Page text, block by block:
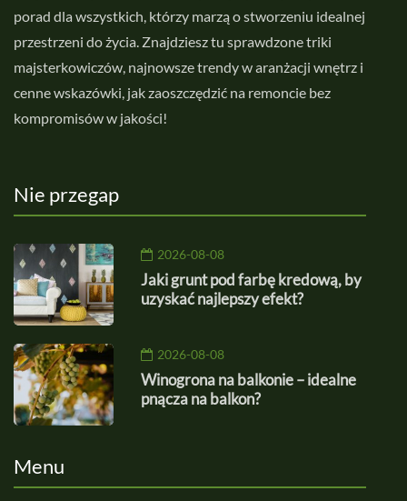
porad dla wszystkich, którzy marzą o stworzeniu idealnej
przestrzeni do życia. Znajdziesz tu sprawdzone triki
majsterkowiczów, najnowsze trendy w aranżacji wnętrz i
cenne wskazówki, jak zaoszczędzić na remoncie bez
kompromisów w jakości!
Nie przegap
2026-08-08
Jaki grunt pod farbę kredową, by
uzyskać najlepszy efekt?
2026-08-08
Winogrona na balkonie – idealne
pnącza na balkon?
Menu